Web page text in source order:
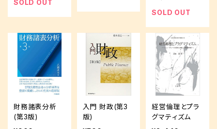
SOLD OUT
SOLD OUT
財務諸表分析
(第3版)
入門 財政(第3
版)
経営倫理とプラ
グマティズム